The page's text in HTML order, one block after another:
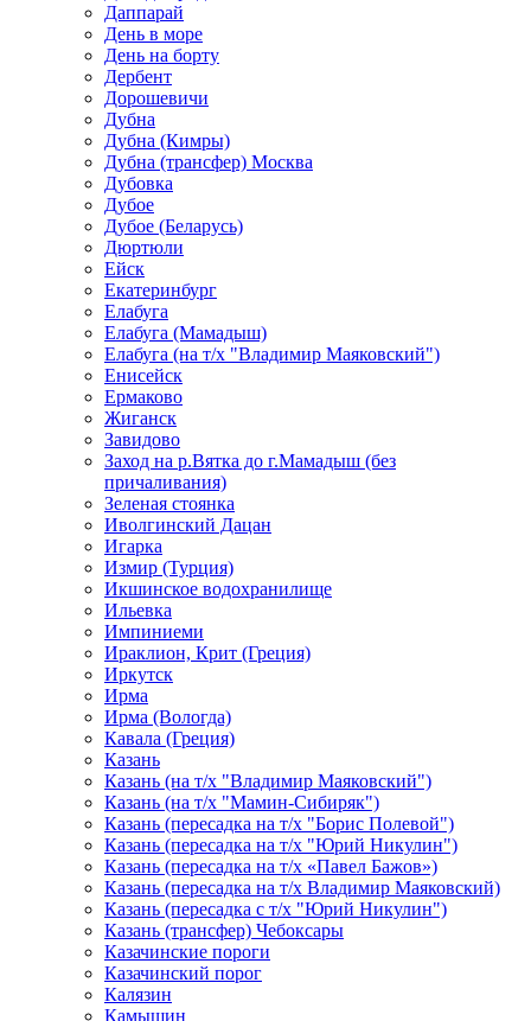
Даппарай
День в море
День на борту
Дербент
Дорошевичи
Дубна
Дубна (Кимры)
Дубна (трансфер) Москва
Дубовка
Дубое
Дубое (Беларусь)
Дюртюли
Ейск
Екатеринбург
Елабуга
Елабуга (Мамадыш)
Елабуга (на т/х "Владимир Маяковский")
Енисейск
Ермаково
Жиганск
Завидово
Заход на р.Вятка до г.Мамадыш (без
причаливания)
Зеленая стоянка
Иволгинский Дацан
Игарка
Измир (Турция)
Икшинское водохранилище
Ильевка
Импиниеми
Ираклион, Крит (Греция)
Иркутск
Ирма
Ирма (Вологда)
Кавала (Греция)
Казань
Казань (на т/х "Владимир Маяковский")
Казань (на т/х "Мамин-Сибиряк")
Казань (пересадка на т/х "Борис Полевой")
Казань (пересадка на т/х "Юрий Никулин")
Казань (пересадка на т/х «Павел Бажов»)
Казань (пересадка на т/х Владимир Маяковский)
Казань (пересадка с т/х "Юрий Никулин")
Казань (трансфер) Чебоксары
Казачинские пороги
Казачинский порог
Калязин
Камышин